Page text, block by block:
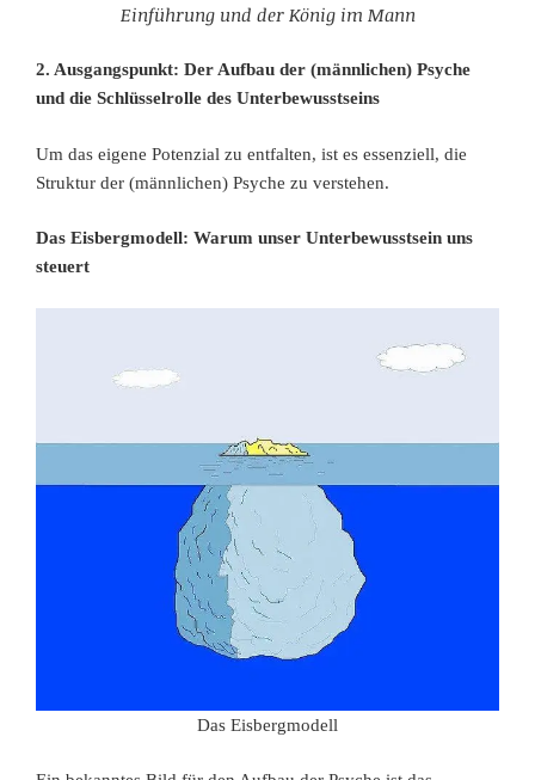
Einführung und der König im Mann
2. Ausgangspunkt: Der Aufbau der (männlichen) Psyche
und die Schlüsselrolle des Unterbewusstseins
Um das eigene Potenzial zu entfalten, ist es essenziell, die
Struktur der (männlichen) Psyche zu verstehen.
Das Eisbergmodell: Warum unser Unterbewusstsein uns
steuert
Das Eisbergmodell